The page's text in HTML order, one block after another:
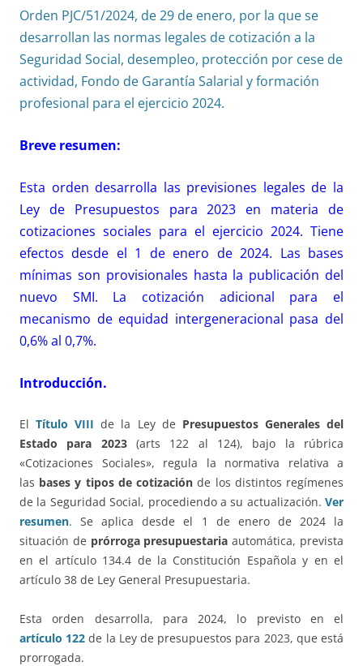
Orden PJC/51/2024, de 29 de enero, por la que se
desarrollan las normas legales de cotización a la
Seguridad Social, desempleo, protección por cese de
actividad, Fondo de Garantía Salarial y formación
profesional para el ejercicio 2024.
Breve resumen:
Esta orden desarrolla las previsiones legales de la
Ley de Presupuestos para 2023 en materia de
cotizaciones sociales para el ejercicio 2024. Tiene
efectos desde el 1 de enero de 2024. Las bases
mínimas son provisionales hasta la publicación del
nuevo SMI. La cotización adicional para el
mecanismo de equidad intergeneracional pasa del
0,6% al 0,7%.
Introducción.
ElTítulo VIII de la Ley de Presupuestos Generales del
Estado para 2023(arts 122 al 124), bajo la rúbrica
«Cotizaciones Sociales», regula la normativa relativa a
las bases y tipos de cotización de los distintos regímenes
de la Seguridad Social, procediendo a su actualización. Ver
resumen. Se aplica desde el 1 de enero de 2024 la
situación de prórroga presupuestaria automática, prevista
en el artículo 134.4 de la Constitución Española y en el
artículo 38 de Ley General Presupuestaria.
Esta orden desarrolla, para 2024, lo previsto en el
artículo 122 de la Ley de presupuestos para 2023, que está
prorrogada.